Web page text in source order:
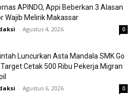
APINDO, Appi Beberkan 3 Alasan
Wajib Melirik Makassar
- Agustus 4, 2026 0
Luncurkan Asta Mandala SMK Go
Target Cetak 500 Ribu Pekerja Migran
- Agustus 6, 2026 0